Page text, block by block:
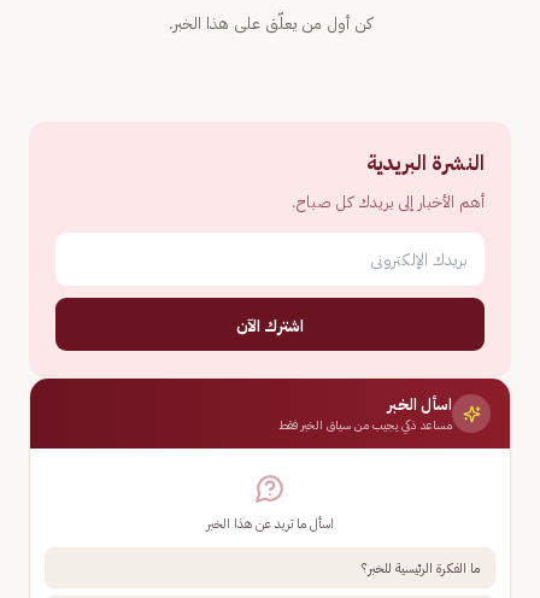
كن أول من يعلّق على هذا الخبر.
النشرة البريدية
أهم الأخبار إلى بريدك كل صباح.
اشترك الآن
اسأل الخبر
مساعد ذكي يجيب من سياق الخبر فقط
اسأل ما تريد عن هذا الخبر
ما الفكرة الرئيسية للخبر؟